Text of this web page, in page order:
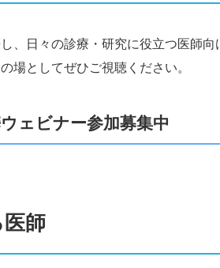
、日々の診療・研究に役立つ医師
場としてぜひご視聴ください。
ェビナー参加募集中
師